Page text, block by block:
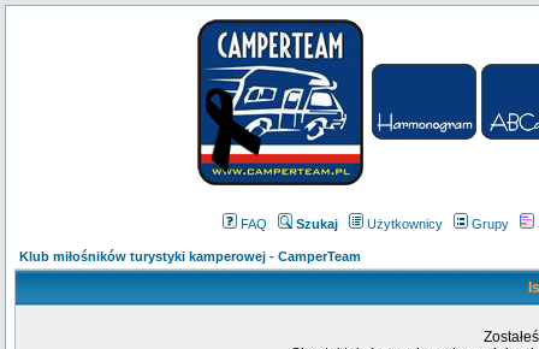
FAQ Szukaj Użytkownicy Grupy
Klub miłośników turystyki kamperowej - CamperTeam